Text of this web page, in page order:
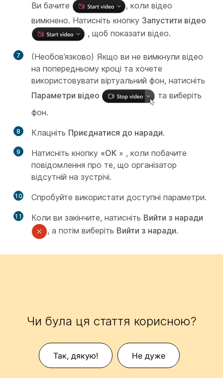
Ви бачите
, коли відео
вимкнено. Натисніть кнопку Запустити відео
, щоб показати відео.
7
(Необов’язково) Якщо ви не вимкнули відео
на попередньому кроці та хочете
використовувати віртуальний фон, натисніть
Параметри відео
та виберіть
фон.
8 Клацніть Приєднатися до наради.
9 Натисніть кнопку «ОК » , коли побачите
повідомлення про те, що організатор
відсутній на зустрічі.
10 Спробуйте використати доступні параметри.
11 Коли ви закінчите, натисніть Вийти з наради
, а потім виберіть Вийти з наради.
Чи була ця стаття корисною?
Так, дякую! Не дуже